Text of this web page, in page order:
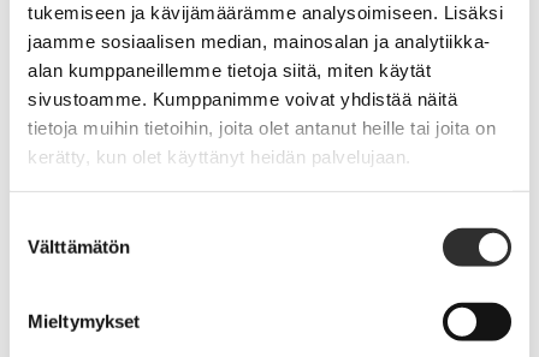
tukemiseen ja kävijämäärämme analysoimiseen. Lisäksi
jaamme sosiaalisen median, mainosalan ja analytiikka-
alan kumppaneillemme tietoja siitä, miten käytät
sivustoamme. Kumppanimme voivat yhdistää näitä
tietoja muihin tietoihin, joita olet antanut heille tai joita on
kerätty, kun olet käyttänyt heidän palvelujaan.
valinta
Välttämätön
Mieltymykset
Hengelliseen minuuteen kuuluu psykologisen minuuden
tavoin yksityinen ja sosiaalinen puoli sekä hengellinen
minäihanne. Yksityiseen hengelliseen minään kuuluu
näkemys, että jokaisen hengellinen elämä on
ainutlaatuinen, hänelle tyypillinen ja tässä mielessä pyhä
ja loukkaamaton. Hengellinen minäkuva koostuu kaikista
itseen kuuluvista ominaisuuksista. Siinä on mukana
asianomaisen psyykkinen minäkuva, jonka hyvin
vaikuttavat esimerkiksi siihen, mitä ihminen ajattelee
Jumalan suovan hänelle: olenko sen arvoinen, että